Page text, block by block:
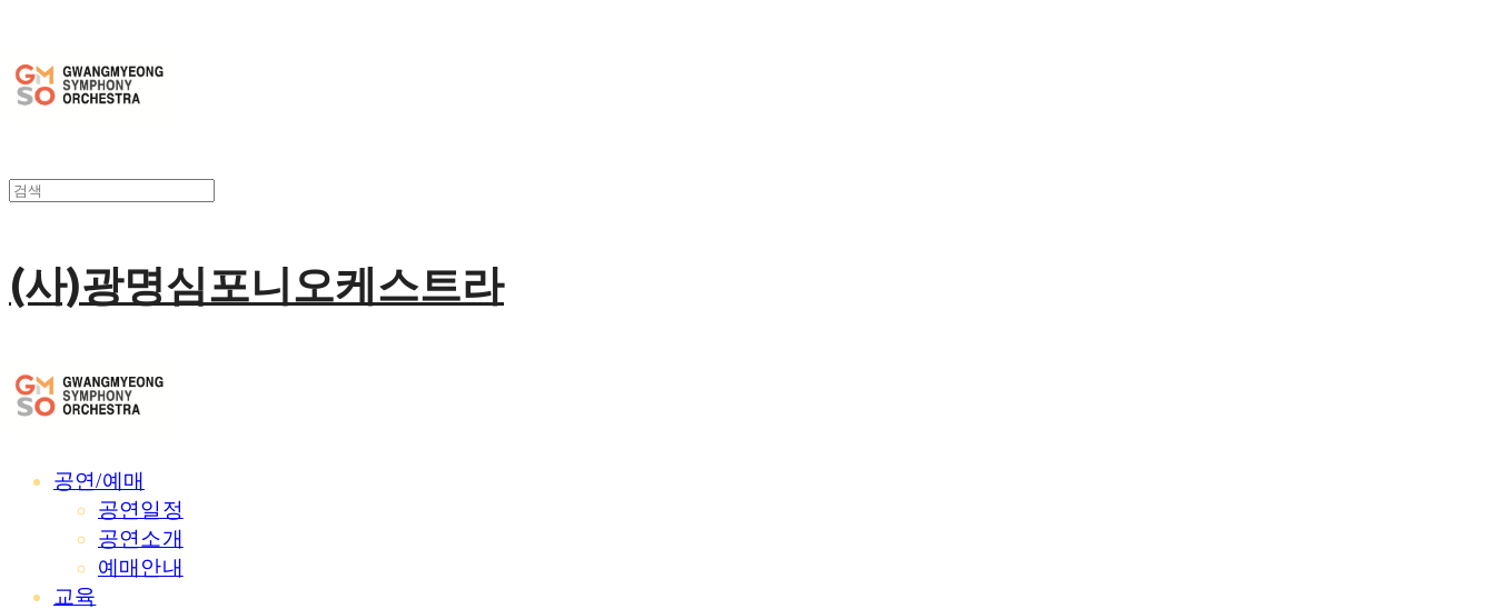
(사)광명심포니오케스트라
공연/예매
공연일정
공연소개
예매안내
교육